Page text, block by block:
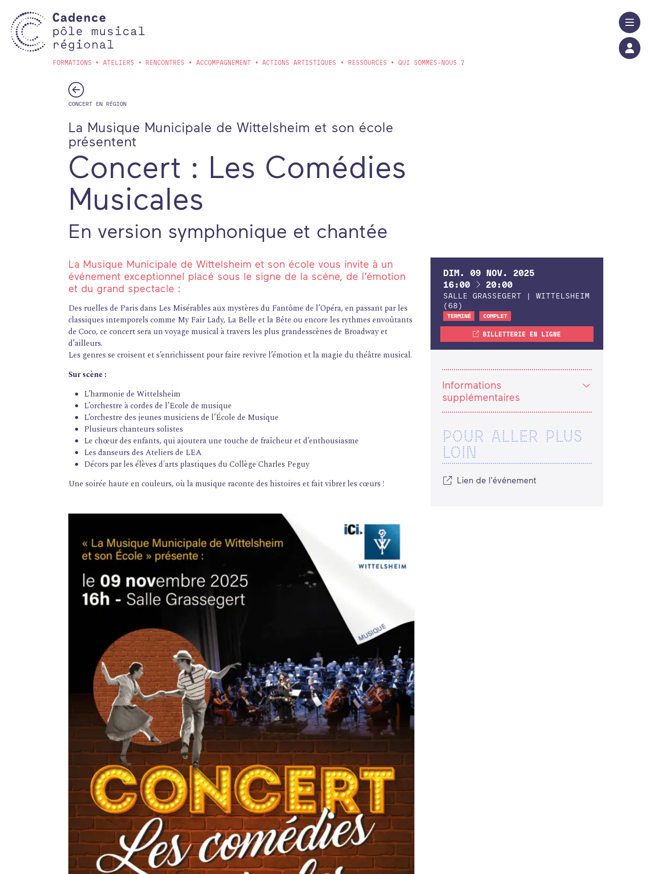
FORMATIONS ATELIERS RENCONTRES ACCOMPAGNEMENT ACTIONS ARTISTIQUES RESSOURCES QUI SOMMES-NOUS ?
CONCERT EN RÉGION
La Musique Municipale de Wittelsheim et son école
présentent
Concert : Les Comédies
Musicales
En version symphonique et chantée
La Musique Municipale de Wittelsheim et son école vous invite à un
événement exceptionnel placé sous le signe de la scène, de l’émotion
et du grand spectacle :
Des ruelles de Paris dans Les Misérables aux mystères du Fantôme de l’Opéra, en passant par les
classiques intemporels comme My Fair Lady, La Belle et la Bête ou encore les rythmes envoûtants
de Coco, ce concert sera un voyage musical à travers les plus grandesscènes de Broadway et
d’ailleurs.
Les genres se croisent et s’enrichissent pour faire revivre l’émotion et la magie du théâtre musical.
Sur scène :
L’harmonie de Wittelsheim
L’orchestre à cordes de l’Ecole de musique
L’orchestre des jeunes musiciens de l’École de Musique
Plusieurs chanteurs solistes
Le chœur des enfants, qui ajoutera une touche de fraîcheur et d’enthousiasme
Les danseurs des Ateliers de LEA
Décors par les élèves d'arts plastiques du Collège Charles Peguy
Une soirée haute en couleurs, où la musique raconte des histoires et fait vibrer les cœurs !
DIM. 09 NOV. 2025
16:00
À20:00
SALLE GRASSEGERT | WITTELSHEIM
(68)
TERMINÉ COMPLET
BILLETTERIE EN LIGNE
Informations
supplémentaires
POUR ALLER PLUS
LOIN
Lien de l'événement
FORMATIONS
ATELIERS
RENCONTRES
ACCOMPAGNEMENT
ACTIONS ARTISTIQUES
QUI SOMMES-NOUS ?
THÉMATIQUES
Direction chœur & orchestre
Petite enfance
Musique en milieu scolaire
Inclusion & lien social
Transfrontalier
Colloque